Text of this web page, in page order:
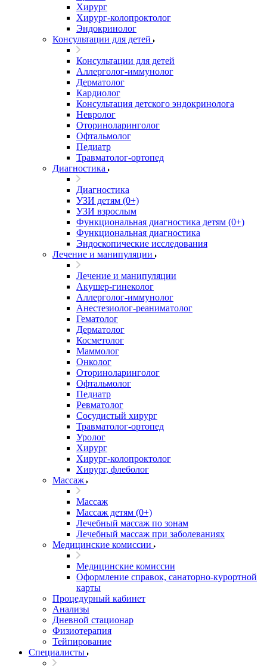
Хирург
Хирург-колопроктолог
Эндокринолог
Консультации для детей
Консультации для детей
Аллерголог-иммунолог
Дерматолог
Кардиолог
Консультация детского эндокринолога
Невролог
Оториноларинголог
Офтальмолог
Педиатр
Травматолог-ортопед
Диагностика
Диагностика
УЗИ детям (0+)
УЗИ взрослым
Функциональная диагностика детям (0+)
Функциональная диагностика
Эндоскопические исследования
Лечение и манипуляции
Лечение и манипуляции
Акушер-гинеколог
Аллерголог-иммунолог
Анестезиолог-реаниматолог
Гематолог
Дерматолог
Косметолог
Маммолог
Онколог
Оториноларинголог
Офтальмолог
Педиатр
Ревматолог
Сосудистый хирург
Травматолог-ортопед
Уролог
Хирург
Хирург-колопроктолог
Хирург, флеболог
Массаж
Массаж
Массаж детям (0+)
Лечебный массаж по зонам
Лечебный массаж при заболеваниях
Медицинские комиссии
Медицинские комиссии
Оформление справок, санаторно-курортной
карты
Процедурный кабинет
Анализы
Дневной стационар
Физиотерапия
Тейпирование
Специалисты